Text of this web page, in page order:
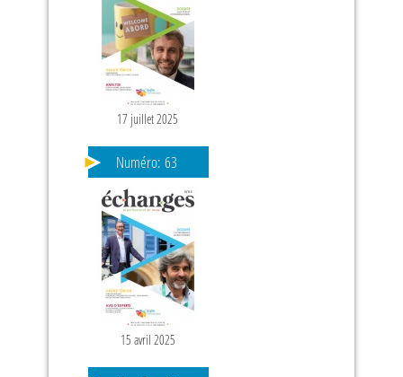
17 juillet 2025
Numéro: 63
15 avril 2025